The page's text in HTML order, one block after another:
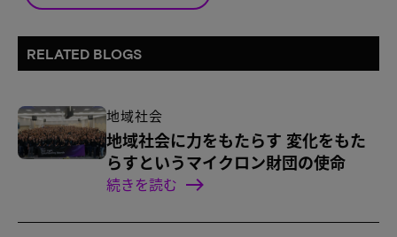
RELATED BLOGS
地域社会
地域社会に力をもたらす 変化をもた
らすというマイクロン財団の使命
続きを読む